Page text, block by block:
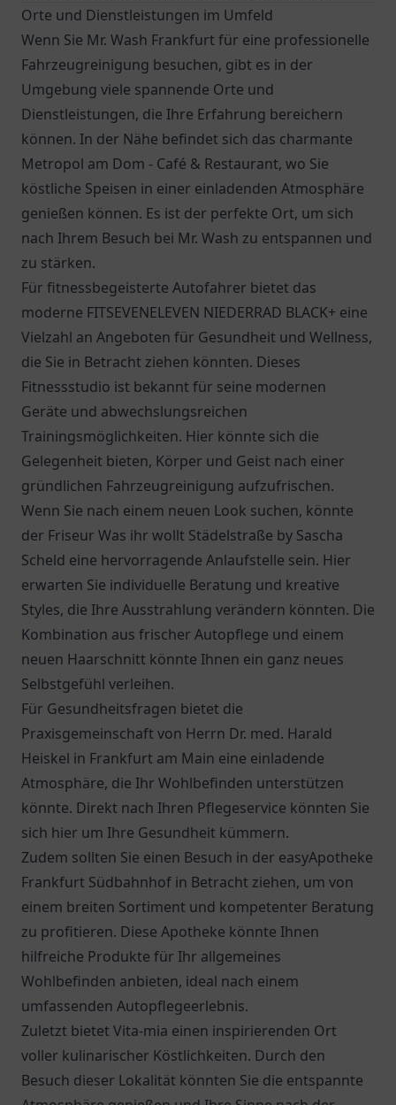
Orte und Dienstleistungen im Umfeld
Wenn Sie Mr. Wash Frankfurt für eine professionelle
Fahrzeugreinigung besuchen, gibt es in der
Umgebung viele spannende Orte und
Dienstleistungen, die Ihre Erfahrung bereichern
können. In der Nähe befindet sich das charmante
Metropol am Dom - Café & Restaurant, wo Sie
köstliche Speisen in einer einladenden Atmosphäre
genießen können. Es ist der perfekte Ort, um sich
nach Ihrem Besuch bei Mr. Wash zu entspannen und
zu stärken.
Für fitnessbegeisterte Autofahrer bietet das
moderne FITSEVENELEVEN NIEDERRAD BLACK+ eine
Vielzahl an Angeboten für Gesundheit und Wellness,
die Sie in Betracht ziehen könnten. Dieses
Fitnessstudio ist bekannt für seine modernen
Geräte und abwechslungsreichen
Trainingsmöglichkeiten. Hier könnte sich die
Gelegenheit bieten, Körper und Geist nach einer
gründlichen Fahrzeugreinigung aufzufrischen.
Wenn Sie nach einem neuen Look suchen, könnte
der Friseur Was ihr wollt Städelstraße by Sascha
Scheld eine hervorragende Anlaufstelle sein. Hier
erwarten Sie individuelle Beratung und kreative
Styles, die Ihre Ausstrahlung verändern könnten. Die
Kombination aus frischer Autopflege und einem
neuen Haarschnitt könnte Ihnen ein ganz neues
Selbstgefühl verleihen.
Für Gesundheitsfragen bietet die
Praxisgemeinschaft von Herrn Dr. med. Harald
Heiskel in Frankfurt am Main eine einladende
Atmosphäre, die Ihr Wohlbefinden unterstützen
könnte. Direkt nach Ihren Pflegeservice könnten Sie
sich hier um Ihre Gesundheit kümmern.
Zudem sollten Sie einen Besuch in der easyApotheke
Frankfurt Südbahnhof in Betracht ziehen, um von
einem breiten Sortiment und kompetenter Beratung
zu profitieren. Diese Apotheke könnte Ihnen
hilfreiche Produkte für Ihr allgemeines
Wohlbefinden anbieten, ideal nach einem
umfassenden Autopflegeerlebnis.
Zuletzt bietet Vita-mia einen inspirierenden Ort
voller kulinarischer Köstlichkeiten. Durch den
Besuch dieser Lokalität könnten Sie die entspannte